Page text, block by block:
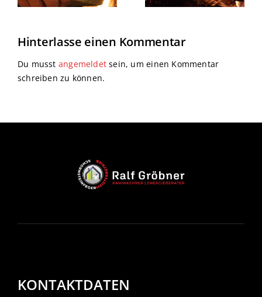
Hinterlasse einen Kommentar
Du musst angemeldet sein, um einen Kommentar
schreiben zu können.
KONTAKTDATEN